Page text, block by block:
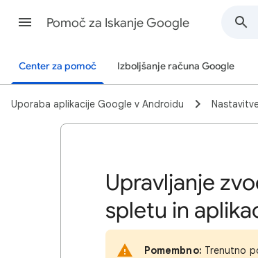
Pomoč za Iskanje Google
Center za pomoč Izboljšanje računa Google
Uporaba aplikacije Google v Androidu
Upravljanje
spletu in
Pomembno: Trenutno